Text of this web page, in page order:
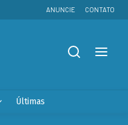
ANUNCIE CONTATO
Últimas